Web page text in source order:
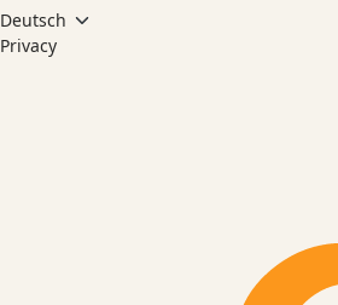
Privacy